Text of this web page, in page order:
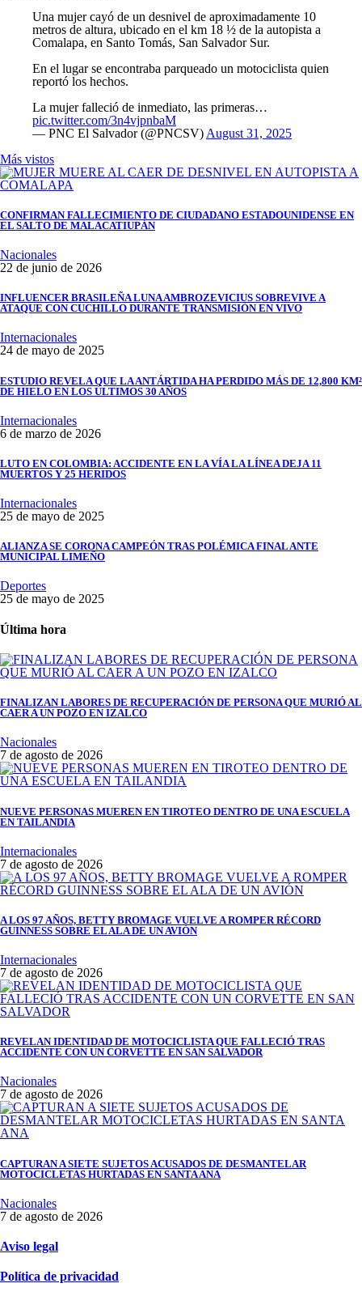
Una mujer cayó de un desnivel de aproximadamente 10
metros de altura, ubicado en el km 18 ½ de la autopista a
Comalapa, en Santo Tomás, San Salvador Sur.
En el lugar se encontraba parqueado un motociclista quien
reportó los hechos.
La mujer falleció de inmediato, las primeras…
pic.twitter.com/3n4vjpnbaM
— PNC El Salvador (@PNCSV) August 31, 2025
Más vistos
CONFIRMAN FALLECIMIENTO DE CIUDADANO ESTADOUNIDENSE EN
EL SALTO DE MALACATIUPÁN
Nacionales
22 de junio de 2026
INFLUENCER BRASILEÑA LUNA AMBROZEVICIUS SOBREVIVE A
ATAQUE CON CUCHILLO DURANTE TRANSMISIÓN EN VIVO
Internacionales
24 de mayo de 2025
ESTUDIO REVELA QUE LA ANTÁRTIDA HA PERDIDO MÁS DE 12,800 KM²
DE HIELO EN LOS ÚLTIMOS 30 AÑOS
Internacionales
6 de marzo de 2026
LUTO EN COLOMBIA: ACCIDENTE EN LA VÍA LA LÍNEA DEJA 11
MUERTOS Y 25 HERIDOS
Internacionales
25 de mayo de 2025
ALIANZA SE CORONA CAMPEÓN TRAS POLÉMICA FINAL ANTE
MUNICIPAL LIMEÑO
Deportes
25 de mayo de 2025
Última hora
FINALIZAN LABORES DE RECUPERACIÓN DE PERSONA QUE MURIÓ AL
CAER A UN POZO EN IZALCO
Nacionales
7 de agosto de 2026
NUEVE PERSONAS MUEREN EN TIROTEO DENTRO DE UNA ESCUELA
EN TAILANDIA
Internacionales
7 de agosto de 2026
A LOS 97 AÑOS, BETTY BROMAGE VUELVE A ROMPER RÉCORD
GUINNESS SOBRE EL ALA DE UN AVIÓN
Internacionales
7 de agosto de 2026
REVELAN IDENTIDAD DE MOTOCICLISTA QUE FALLECIÓ TRAS
ACCIDENTE CON UN CORVETTE EN SAN SALVADOR
Nacionales
7 de agosto de 2026
CAPTURAN A SIETE SUJETOS ACUSADOS DE DESMANTELAR
MOTOCICLETAS HURTADAS EN SANTA ANA
Nacionales
7 de agosto de 2026
Aviso legal
Política de privacidad